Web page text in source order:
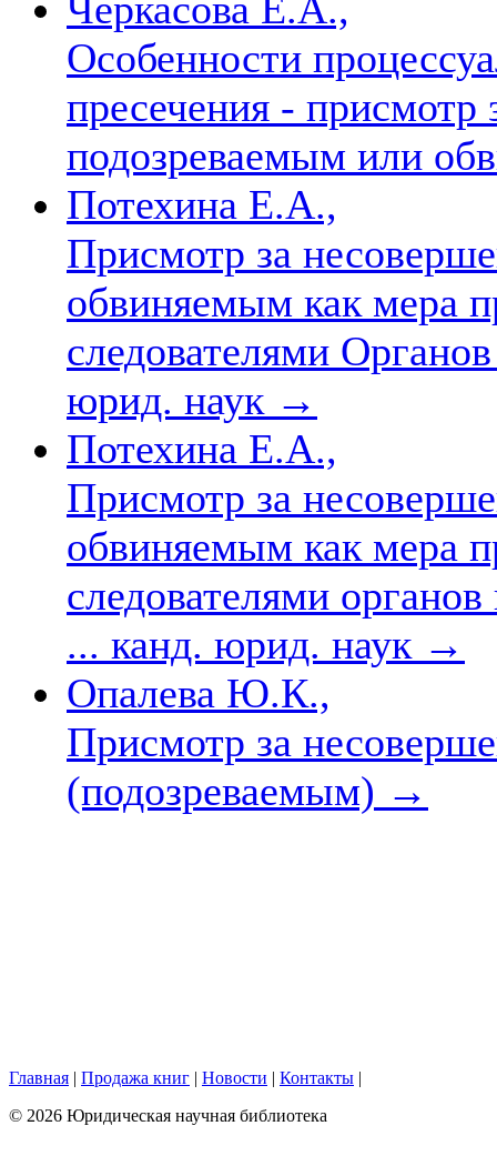
Особенности
пресечения -
подозреваемым или
Потехина Е.А.,
Присмотр за
обвиняемым как мера
следователями
юрид. наук →
Потехина Е.А.,
Присмотр за
обвиняемым как мера
следователями
... канд. юрид. наук →
Опалева Ю.К.,
Присмотр за
(подозреваемым) →
Главная | Продажа книг | Новости | Контакты |
© 2026 Юридическая научная библиотека